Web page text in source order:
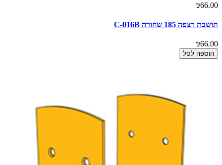
₪66.00
תושבת רצפה 185 שחורה C-016B
₪66.00
הוספה לסל